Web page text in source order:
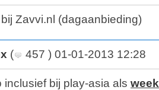
Zavvi.nl (dagaanbieding)
( 457 ) 01-01-2013 12:28
inclusief bij play-asia als